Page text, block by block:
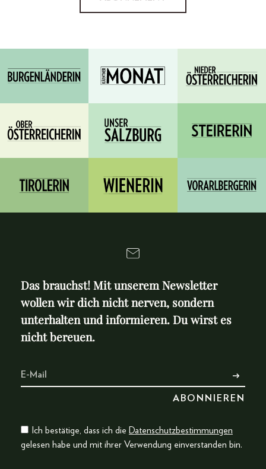
Das brauchst! Mit unserem Newsletter
wollen wir dich nicht nerven, sondern
unterhalten und informieren. Du wirst es
nicht bereuen.
Ich bestätige, dass ich die Datenschutzbestimmungen
gelesen habe und mit ihrer Verwendung einverstanden bin.